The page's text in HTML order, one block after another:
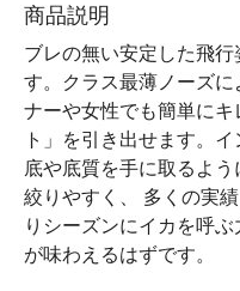
商品説明
ブレの無い安定した飛
す。クラス最薄ノーズ
ナーや女性でも簡単に
ト」を引き出せます。
底や底質を手に取るよ
絞りやすく、 多くの実
りシーズンにイカを呼
が味わえるはずです。